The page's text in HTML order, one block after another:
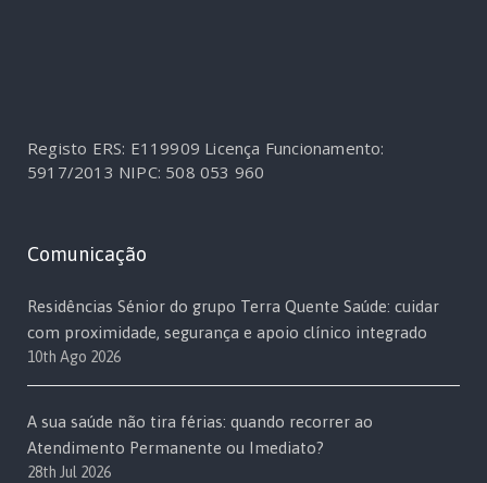
Registo ERS: E119909 Licença Funcionamento:
5917/2013 NIPC: 508 053 960
Comunicação
Residências Sénior do grupo Terra Quente Saúde: cuidar
com proximidade, segurança e apoio clínico integrado
10th Ago 2026
A sua saúde não tira férias: quando recorrer ao
Atendimento Permanente ou Imediato?
28th Jul 2026